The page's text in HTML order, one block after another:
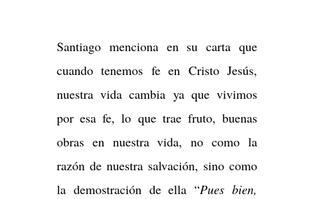
Santiago menciona en su carta que
cuando tenemos fe en Cristo Jesús,
nuestra vida cambia ya que vivimos
por esa fe, lo que trae fruto, buenas
obras en nuestra vida, no como la
razón de nuestra salvación, sino como
la demostración de ella “Pues bien,